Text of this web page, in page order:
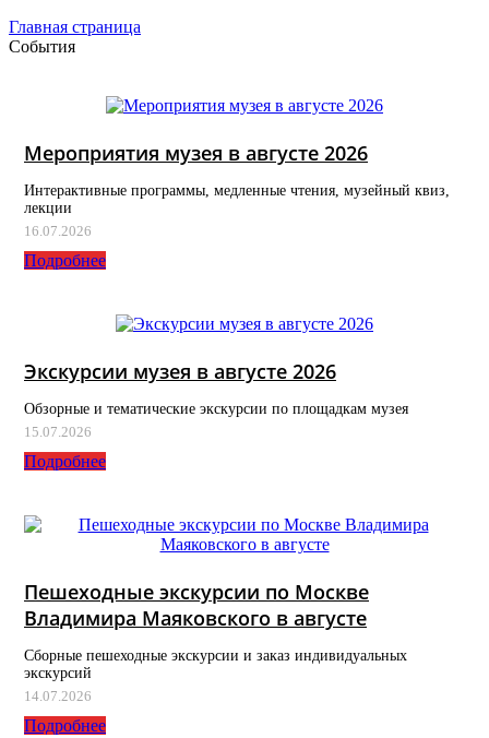
Главная страница
События
Мероприятия музея в августе 2026
Интерактивные программы, медленные чтения, музейный квиз,
лекции
16.07.2026
Подробнее
Экскурсии музея в августе 2026
Обзорные и тематические экскурсии по площадкам музея
15.07.2026
Подробнее
Пешеходные экскурсии по Москве
Владимира Маяковского в августе
Сборные пешеходные экскурсии и заказ индивидуальных
экскурсий
14.07.2026
Подробнее